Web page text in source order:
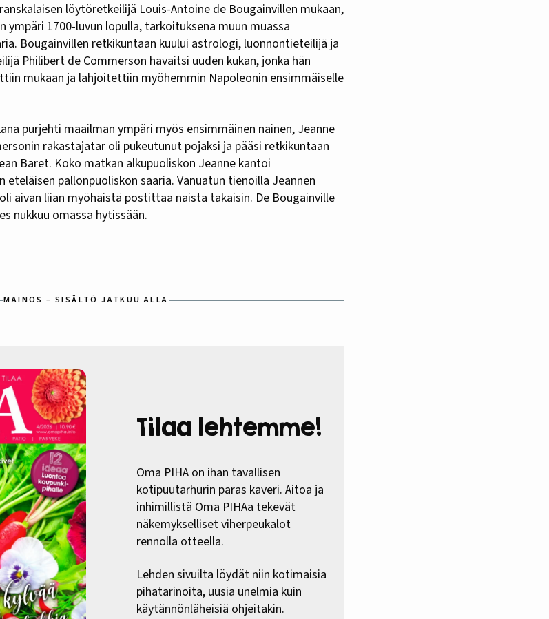
löytöretkeilijä Louis-Antoine de Bougainvillen mukaan,
1700-luvun lopulla, tarkoituksena muun muassa
Bougainvillen retkikuntaan kuului astrologi, luonnontieteilijä ja
Philibert de Commerson havaitsi uuden kukan, jonka hän
mukaan ja lahjoitettiin myöhemmin Napoleonin ensimmäiselle
purjehti maailman ympäri myös ensimmäinen nainen, Jeanne
rakastajatar oli pukeutunut pojaksi ja pääsi retkikuntaan
Baret. Koko matkan alkupuoliskon Jeanne kantoi
pallonpuoliskon saaria. Vanuatun tienoilla Jeannen
aivan liian myöhäistä postittaa naista takaisin. De Bougainville
nukkuu omassa hytissään.
MAINOS – SISÄLTÖ JATKUU ALLA
Tilaa lehtemme!
Oma PIHA on ihan tavallisen
kotipuutarhurin paras kaveri. Aitoa ja
inhimillistä Oma PIHAa tekevät
näkemykselliset viherpeukalot
rennolla otteella.
Lehden sivuilta löydät niin kotimaisia
pihatarinoita, uusia unelmia kuin
käytännönläheisiä ohjeitakin.